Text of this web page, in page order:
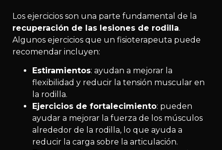
Los ejercicios son una parte fundamental de la
recuperación de las lesiones de rodilla.
Algunos ejercicios que un fisioterapeuta puede
recomendar incluyen:
Estiramientos: ayudan a mejorar la
flexibilidad y reducir la tensión muscular en
la rodilla.
Ejercicios de fortalecimiento: pueden
ayudar a mejorar la fuerza de los músculos
alrededor de la rodilla, lo que ayuda a
reducir la carga sobre la articulación.